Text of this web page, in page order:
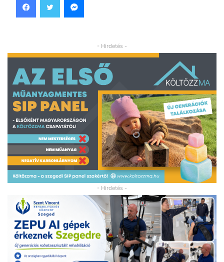
- Hirdetés -
- Hirdetés -